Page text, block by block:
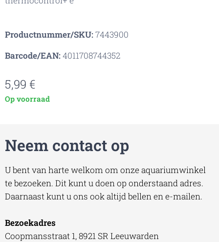
Productnummer/SKU:7443900
Barcode/EAN:4011708744352
5,99 €
Op voorraad
Neem contact op
U bent van harte welkom om onze aquariumwinkel
te bezoeken. Dit kunt u doen op onderstaand adres.
Daarnaast kunt u ons ook altijd bellen en e-mailen.
Bezoekadres
Coopmansstraat 1, 8921 SR Leeuwarden